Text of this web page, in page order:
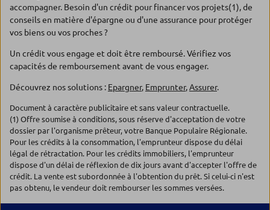
accompagner. Besoin d'un crédit pour financer vos projets(1), de
conseils en matière d'épargne ou d'une assurance pour protéger
vos biens ou vos proches ?
Un crédit vous engage et doit être remboursé. Vérifiez vos
capacités de remboursement avant de vous engager.
Découvrez nos solutions : Epargner, Emprunter,Assurer.
Document à caractère publicitaire et sans valeur contractuelle.
(1) Offre soumise à conditions, sous réserve d'acceptation de votre
dossier par l'organisme prêteur, votre Banque Populaire Régionale.
Pour les crédits à la consommation, l'emprunteur dispose du délai
légal de rétractation. Pour les crédits immobiliers, l'emprunteur
dispose d'un délai de réflexion de dix jours avant d'accepter l'offre de
crédit. La vente est subordonnée à l'obtention du prêt. Si celui-ci n'est
pas obtenu, le vendeur doit rembourser les sommes versées.